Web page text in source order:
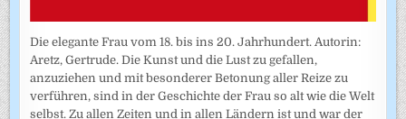
Die elegante Frau vom 18. bis ins 20. Jahrhundert. Autorin:
Aretz, Gertrude. Die Kunst und die Lust zu gefallen,
anzuziehen und mit besonderer Betonung aller Reize zu
verführen, sind in der Geschichte der Frau so alt wie die Welt
selbst. Zu allen Zeiten und in allen Ländern ist und war der